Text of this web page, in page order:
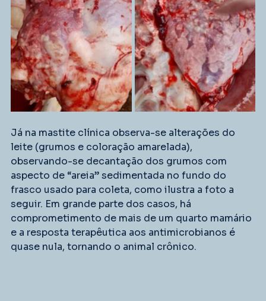
Já na mastite clínica observa-se alterações do
leite (grumos e coloração amarelada),
observando-se decantação dos grumos com
aspecto de “areia” sedimentada no fundo do
frasco usado para coleta, como ilustra a foto a
seguir. Em grande parte dos casos, há
comprometimento de mais de um quarto mamário
e a resposta terapêutica aos antimicrobianos é
quase nula, tornando o animal crônico.